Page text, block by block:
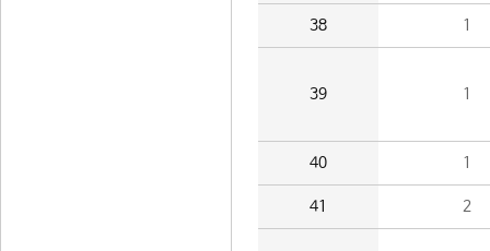
38 1
39 1
40 1
41 2